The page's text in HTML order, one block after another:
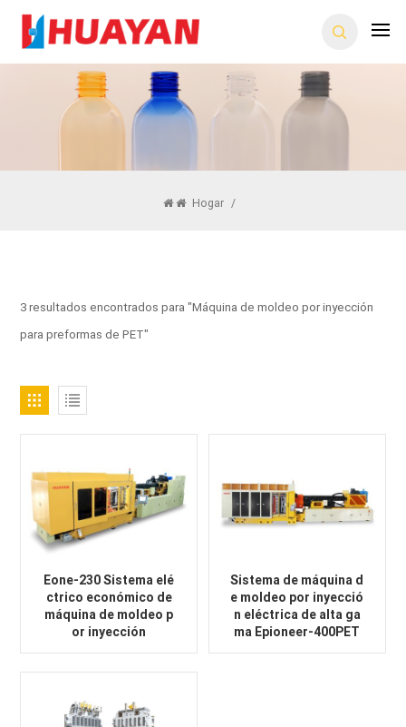
Hogar /
3 resultados encontrados para "Máquina de moldeo por inyección
para preformas de PET"
Eone-230 Sistema elé
ctrico económico de
máquina de moldeo p
or inyección
Sistema de máquina d
e moldeo por inyecció
n eléctrica de alta ga
ma Epioneer-400PET